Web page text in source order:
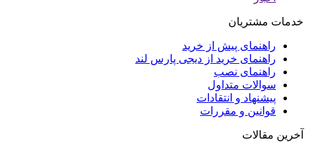
خدمات مشتریان
راهنمای پیش از خرید
راهنمای خرید از دیجی پارس لند
راهنمای نصب
سوالات متداول
پیشنهاد و انتقادات
قوانین و مقررات
آخرین مقالات